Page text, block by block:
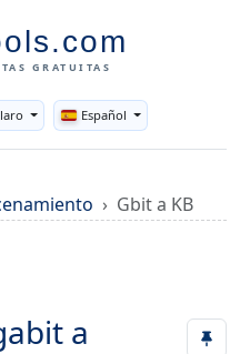
GRATUITAS
Toggle themeEspañol
Gbit a KB
a